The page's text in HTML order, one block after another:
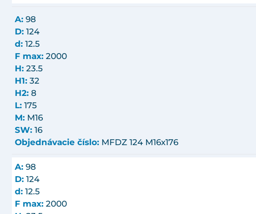
A: 98
D: 124
d: 12.5
F max: 2000
H: 23.5
H1: 32
H2: 8
L: 175
M: M16
SW: 16
Objednávacie číslo: MFDZ 124 M16x176
A: 98
D: 124
d: 12.5
F max: 2000